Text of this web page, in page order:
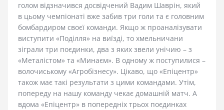
голом відзначився досвідчений Вадим Шаврін, який
в цьому чемпіонаті вже забив три голи та є головним
бомбардиром своєї команди. Якщо ж проаналізувати
виступити «Поділля» на виїзді, то хмельничани
зіграли три поєдинки, два з яких звели унічию – з
«Металістом» та «Минаєм». В одному ж поступилися –
волочиському «Агробізнесу». Цікаво, що «Епіцентр»
також має такі результати з цими командами. Утім,
попереду на нашу команду чекає домашній матч. А
вдома «Епіцентр» в попередніх трьох поєдинках